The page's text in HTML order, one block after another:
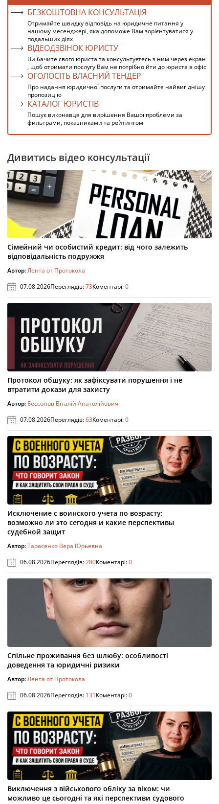
БЕЗКОШТОВНА КОНСУЛЬТАЦІЯ
Отримайте швидку відповідь на юридичне питання у
нашому месенджері, яка допоможе Вам зорієнтуватися у
подальших діях
ВІДЕОДЗВІНОК ЮРИСТУ
Ви бачите свого юриста та консультуєтесь з ним через екран
, щоб отримати послугу Вам не потрібно йти до юриста в офіс
ОГОЛОСІТЬ ВЛАСНИЙ ТЕНДЕР
Про надання юридичної послуги та отримайте найвигіднішу
пропозицію
КАТАЛОГ ЮРИСТІВ
Пошук виконавця для вирішення Вашої проблеми за
фильтрами, показниками та рейтингом
Дивитись відео консультації
Сімейний чи особистий кредит: від чого залежить
відповідальність подружжя
Автор:Лента от Протокола
07.08.2026Переглядів:73Коментарі:0
Протокол обшуку: як зафіксувати порушення і не
втратити докази для захисту
Автор: Бессонов Віталій Анатолійович
07.08.2026Переглядів:63Коментарі:0
Исключение с воинского учета по возрасту:
возможно ли это сегодня и какие перспективы
судебной защит
Автор:Тарасенко Вера Юрьевна
06.08.2026Переглядів:280Коментарі:0
Спільне проживання без шлюбу: особливості
доведення та юридичні ризики
Автор:Лента от Протокола
06.08.2026Переглядів: 131Коментарі:0
Виключення з військового обліку за віком: чи
можливо це сьогодні та які перспективи судового